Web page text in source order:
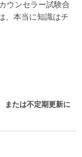
ウンセラー試験合
、本当に知識はチ
または不定期更新に